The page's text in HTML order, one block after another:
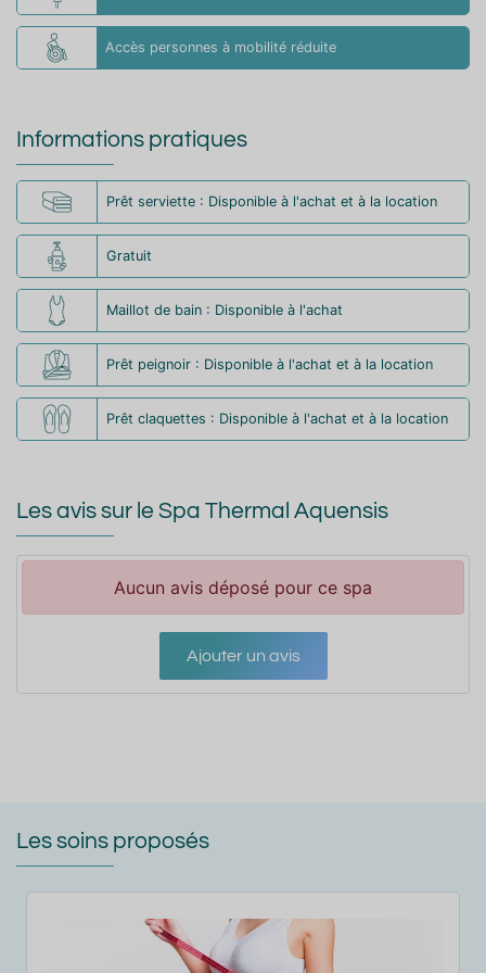
Accès personnes à mobilité réduite
Informations pratiques
Prêt serviette : Disponible à l'achat et à la location
Gratuit
Maillot de bain : Disponible à l'achat
Prêt peignoir : Disponible à l'achat et à la location
Prêt claquettes : Disponible à l'achat et à la location
Les avis sur le Spa Thermal Aquensis
Aucun avis déposé pour ce spa
Ajouter un avis
Les soins proposés